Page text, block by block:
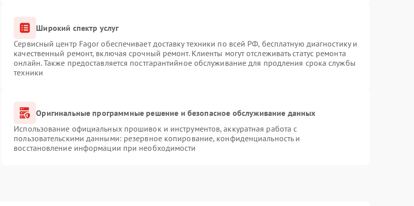
Широкий спектр услуг
Сервисный центр Fagor обеспечивает доставку техники по всей РФ, бесплатную диагностику и
качественный ремонт, включая срочный ремонт. Клиенты могут отслеживать статус ремонта
онлайн. Также предоставляется постгарантийное обслуживание для продления срока службы
техники
Оригинальные программные решение и безопасное обслуживание данных
Использование официальных прошивок и инструментов, аккуратная работа с
пользовательскими данными: резервное копирование, конфиденциальность и
восстановление информации при необходимости